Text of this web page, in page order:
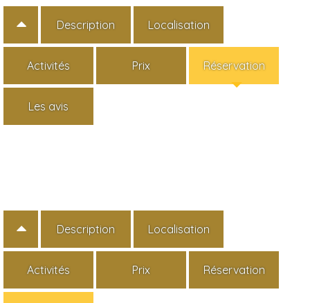
Description Localisation
Activités Prix Réservation
Les avis
Description Localisation
Activités Prix Réservation